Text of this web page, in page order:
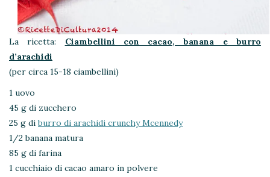
La ricetta: Ciambellini con cacao, banana e burro
d’arachidi
(per circa 15-18 ciambellini)
1 uovo
45 g di zucchero
25 g diburro di arachidi crunchy Mcennedy
1/2 banana matura
85 g di farina
1 cucchiaio di cacao amaro in polvere